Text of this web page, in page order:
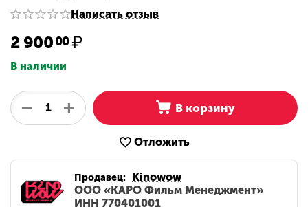
Написать отзыв
2 90000₽
В наличии
+
− В корзину
Отложить
Продавец: Kinowow
ООО «КАРО Фильм Менеджмент»
ИНН 770401001